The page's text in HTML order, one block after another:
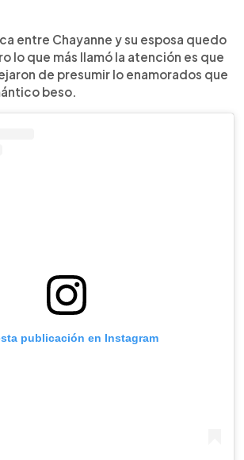
entre Chayanne y su esposa quedo
lo que más llamó la atención es que
de presumir lo enamorados que
beso.
publicación en Instagram